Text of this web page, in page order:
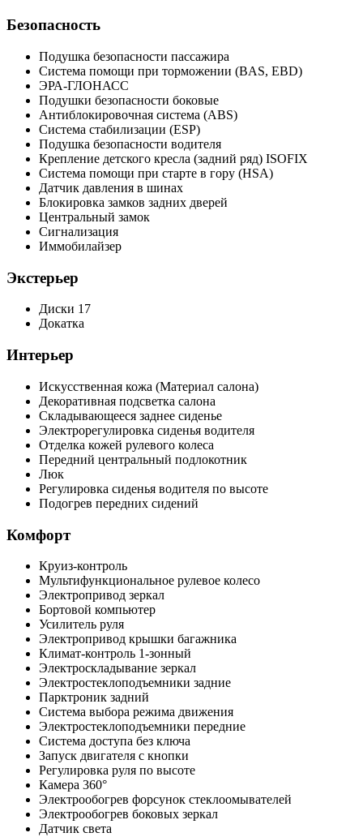
Безопасность
Подушка безопасности пассажира
Система помощи при торможении (BAS, EBD)
ЭРА-ГЛОНАСС
Подушки безопасности боковые
Антиблокировочная система (ABS)
Система стабилизации (ESP)
Подушка безопасности водителя
Крепление детского кресла (задний ряд) ISOFIX
Система помощи при старте в гору (HSA)
Датчик давления в шинах
Блокировка замков задних дверей
Центральный замок
Сигнализация
Иммобилайзер
Экстерьер
Диски 17
Докатка
Интерьер
Искусственная кожа (Материал салона)
Декоративная подсветка салона
Складывающееся заднее сиденье
Электрорегулировка сиденья водителя
Отделка кожей рулевого колеса
Передний центральный подлокотник
Люк
Регулировка сиденья водителя по высоте
Подогрев передних сидений
Комфорт
Круиз-контроль
Мультифункциональное рулевое колесо
Электропривод зеркал
Бортовой компьютер
Усилитель руля
Электропривод крышки багажника
Климат-контроль 1-зонный
Электроскладывание зеркал
Электростеклоподъемники задние
Парктроник задний
Система выбора режима движения
Электростеклоподъемники передние
Система доступа без ключа
Запуск двигателя с кнопки
Регулировка руля по высоте
Камера 360°
Электрообогрев форсунок стеклоомывателей
Электрообогрев боковых зеркал
Датчик света